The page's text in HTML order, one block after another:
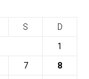
S D
1
7 8